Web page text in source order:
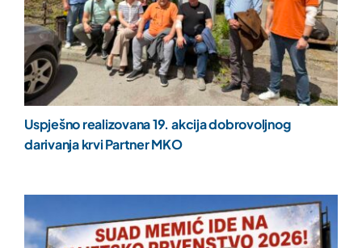
Uspješno realizovana 19. akcija dobrovoljnog
darivanja krvi Partner MKO